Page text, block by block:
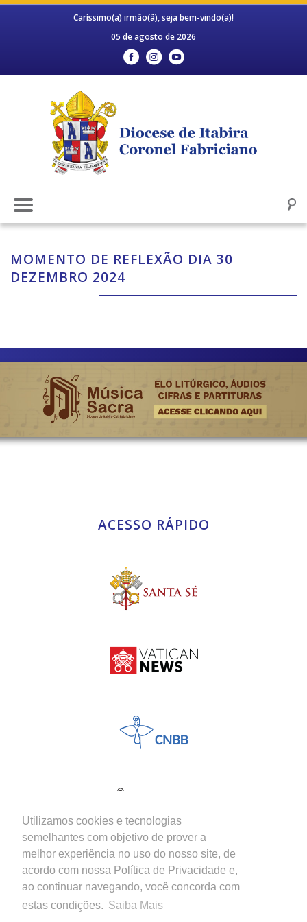
Utilizamos cookies e tecnologias
semelhantes com objetivo de prover a
melhor experiência no uso do nosso site, de
acordo com nossa Política de Privacidade e,
ao continuar navegando, você concorda com
estas condições. Saiba Mais
Caríssimo(a) irmão(ã), seja bem-vindo(a)!
05 de agosto de 2026
MOMENTO DE REFLEXÃO DIA 30
DEZEMBRO 2024
ACESSO RÁPIDO